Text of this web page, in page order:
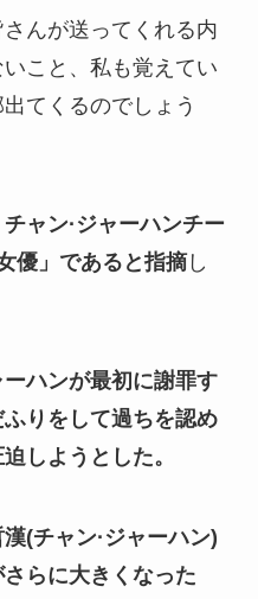
んが送ってくれる内
こと、私も覚えてい
てくるのでしょう
ャン·ジャーハンチー
優」であると指摘し
ハンが最初に謝罪す
りをして過ちを認め
しようとした。
(チャン·ジャーハン)
らに大きくなった